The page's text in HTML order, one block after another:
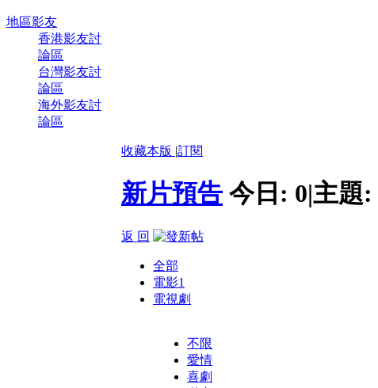
地區影友
香港影友討
論區
台灣影友討
論區
海外影友討
論區
收藏本版 |訂閱
新片預告 今日: 0|主題:
返 回
全部
電影1
電視劇
不限
愛情
喜劇